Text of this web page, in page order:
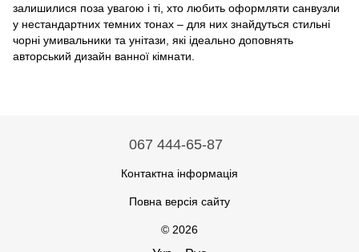
залишилися поза увагою і ті, хто любить оформляти санвузли
у нестандартних темних тонах – для них знайдуться стильні
чорні умивальники та унітази, які ідеально доповнять
авторський дизайн ванної кімнати.
067 444-65-87
Контактна інформація
Повна версія сайту
© 2026